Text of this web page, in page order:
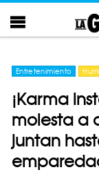
Entretenimiento
¡Karma
molesta a
juntan